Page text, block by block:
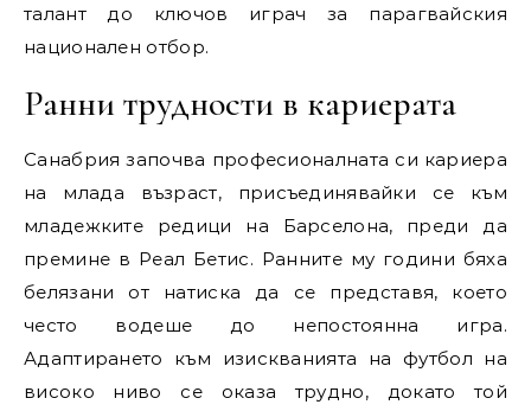
талант до ключов играч за парагвайския
национален отбор.
Ранни трудности в кариерата
Санабрия започва професионалната си кариера
на млада възраст, присъединявайки се към
младежките редици на Барселона, преди да
премине в Реал Бетис. Ранните му години бяха
белязани от натиска да се представя, което
често водеше до непостоянна игра.
Адаптирането към изискванията на футбол на
високо ниво се оказа трудно, докато той